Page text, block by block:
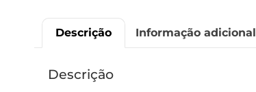
Descrição Informação adicional
Descrição